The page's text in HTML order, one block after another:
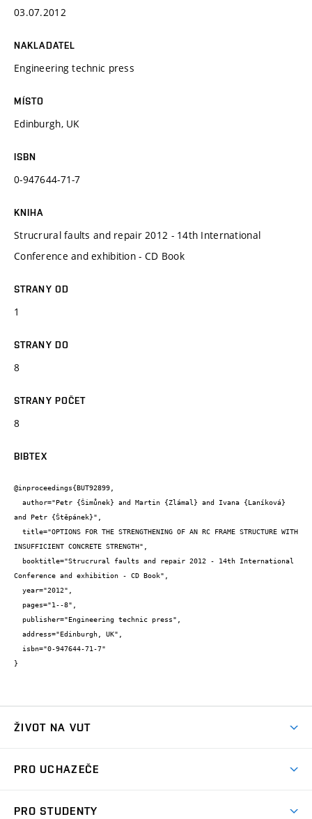
03.07.2012
NAKLADATEL
Engineering technic press
MÍSTO
Edinburgh, UK
ISBN
0-947644-71-7
KNIHA
Strucrural faults and repair 2012 - 14th International
Conference and exhibition - CD Book
STRANY OD
1
STRANY DO
8
STRANY POČET
8
BIBTEX
@inproceedings{BUT92899,
and Petr {Štěpánek}",
INSUFFICIENT CONCRETE STRENGTH",
Conference and exhibition - CD Book",
}
ŽIVOT NA VUT
Koleje
PRO UCHAZEČE
PRO STUDENTY